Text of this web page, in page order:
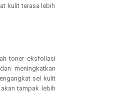
kulit terasa lebih
toner eksfoliasi
meningkatkan
sel kulit
tampak lebih